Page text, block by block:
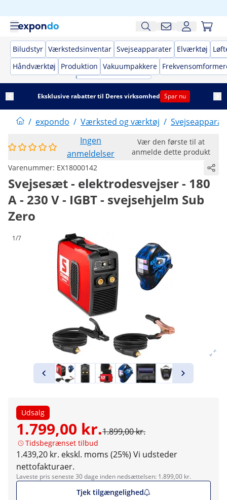
Biludstyr Værkstedsinventar Svejseapparater Elværktøj
Håndværktøj
Produktion Vakuumpakkere
Eksklusive rabatter til Deres virksomhed Spar nu
/ expondo / Værksted og værktøj /
Ingen
anmeldelser
Vær den første til at
anmelde dette produkt
Varenummer: EX18000142
Svejsesæt - elektrodesvejser - 180
A - 230 V - IGBT - svejsehjelm Sub
Zero
1/7
Udsalg
1.799,00 kr.1.899,00 kr.
Tidsbegrænset tilbud
1.439,20 kr. ekskl. moms (25%) Vi udsteder
nettofakturaer.
Laveste pris seneste 30 dage inden nedsættelsen: 1.899,00 kr.
Tjek tilgængelighed